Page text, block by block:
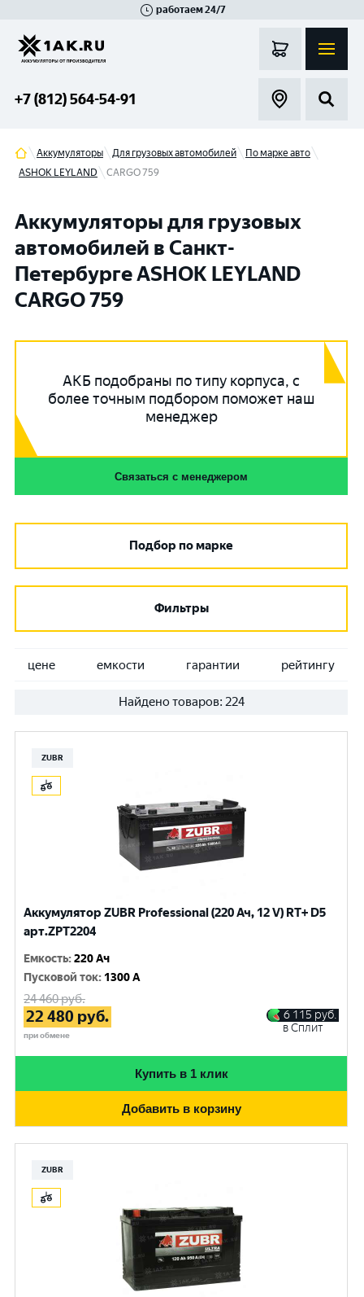
работаем 24/7
+7 (812) 564-54-91
Аккумуляторы Для грузовых автомобилей
По марке авто
ASHOK LEYLAND
CARGO 759
Аккумуляторы для грузовых
автомобилей в Санкт-
Петербурге ASHOK LEYLAND
CARGO 759
АКБ подобраны по типу корпуса, с
более точным подбором поможет наш
менеджер
Связаться с менеджером
Подбор по марке
Фильтры
цене емкости гарантии рейтингу
Найдено товаров: 224
ZUBR
Аккумулятор ZUBR Professional (220 Ач, 12 V) RT+ D5
арт.ZPT2204
Емкость:220 Ач
Пусковой ток: 1300 A
24 460руб.
22 480 руб.
при обмене
6 115 руб.
в Сплит
Купить в 1 клик
Добавить в корзину
ZUBR
Гатчина